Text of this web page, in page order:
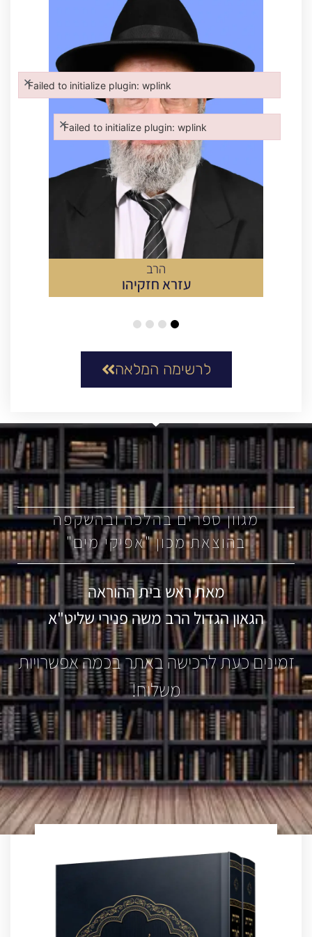
הרב
עזראחזקיהו
לרשימה המלאה
מגוון ספרים בהלכה ובהשקפה
בהוצאת מכון "אפיקי מים"
מאת ראש בית ההוראה
הגאון הגדול הרב משה פנירי שליט"א
זמינים כעת לרכישה באתר בכמה אפשרויות
משלוח!
Failed to initialize plugin: wplink
×
Failed to initialize plugin: wplink
Failed to initialize plugin: wplink
×
Failed to initialize plugin: wplink